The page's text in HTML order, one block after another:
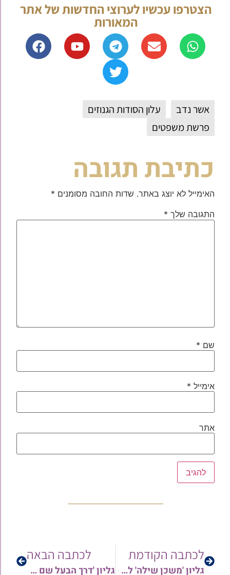
הצטרפו עכשיו לערוצי החדשות של אתר
המאורות
אשר נדב
עלון הסודות הגנוזים
פרשת משפטים
כתיבת תגובה
האימייל לא יוצג באתר. שדות החובה מסומנים *
התגובה שלך *
שם *
אימייל *
אתר
לכתבה הקודמת
גליון 'משכן שילה' לפרשת משפטים תשפ"ו
לכתבה הבאה
גליון 'דרך הבעל שם טוב' לפרשת משפטים תשפ"ו